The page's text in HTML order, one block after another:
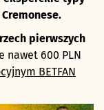
pierwszych
nawet 600 PLN
BETFAN